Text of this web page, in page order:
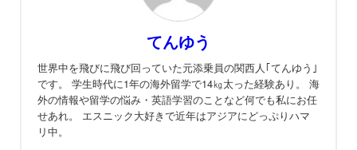
てんゆう
世界中を飛びに飛び回っていた元添乗員の関西人｢てんゆう｣
です。 学生時代に1年の海外留学で14㎏太った経験あり。 海
外の情報や留学の悩み・英語学習のことなど何でも私にお任
せあれ。 エスニック大好きで近年はアジアにどっぷりハマ
リ中。